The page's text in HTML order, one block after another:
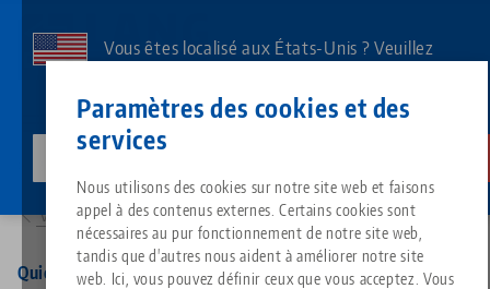
Paramètres des cookies et des
services
Nous utilisons des cookies sur notre site web et faisons
appel à des contenus externes. Certains cookies sont
nécessaires au pur fonctionnement de notre site web,
tandis que d'autres nous aident à améliorer notre site
web. Ici, vous pouvez définir ceux que vous acceptez. Vous
contenu
Vous êtes localisé aux États-Unis ? Veuillez
spécifique à votre pays.
Tout d'une seule source
Technologie de serrage à
Groupe de produits
Types de produits
À propos de LANG
Philosophie
Téléchargements
FAQ
Blog
Actualités
Produits assortis
Désolé. Nous n'avons pu trouver aucun résultat.
Vers l'aperçu des produits
Breadcrumb
Vers l'aperçu des produits
Quick•Point®, Taquet de positionnement